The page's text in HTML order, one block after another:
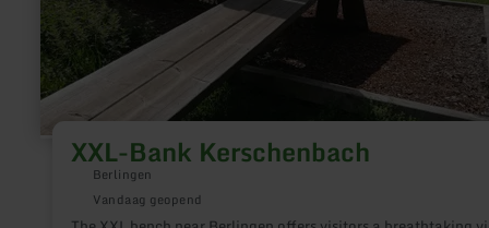
XXL-Bank Kerschenbach
Berlingen
Vandaag geopend